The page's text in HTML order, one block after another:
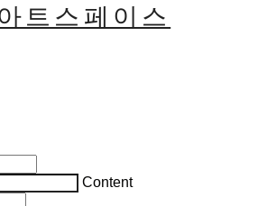
트스페이스
Content